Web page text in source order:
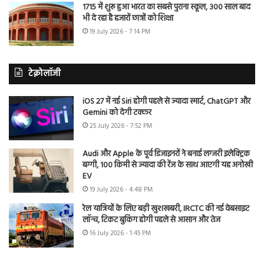
1715 में शुरू हुआ भारत का सबसे पुराना स्कूल, 300 साल बाद
भी दे रहा है हजारों छात्रों को शिक्षा
19 July 2026 - 7:14 PM
टेक्नोलॉजी
iOS 27 में नई Siri होगी पहले से ज्यादा स्मार्ट, ChatGPT और
Gemini को देगी टक्कर
25 July 2026 - 7:52 PM
Audi और Apple के पूर्व डिजाइनरों ने बनाई लग्जरी इलेक्ट्रिक
बग्गी, 100 किमी से ज्यादा की रेंज के साथ आएगी यह अनोखी
EV
19 July 2026 - 4:48 PM
रेल यात्रियों के लिए बड़ी खुशखबरी, IRCTC की नई वेबसाइट
लॉन्च, टिकट बुकिंग होगी पहले से आसान और तेज
16 July 2026 - 1:45 PM